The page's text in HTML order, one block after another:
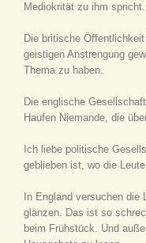
Mediokrität zu ihm spricht.
Die britische
geistigen Anstrengung
Thema zu haben.
Die englische
Haufen Niemande, die
Ich liebe politische
geblieben ist, wo die
In England versuchen
glänzen. Das ist so
beim Frühstück. Und